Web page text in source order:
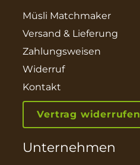
Müsli Matchmaker
Versand & Lieferung
Zahlungsweisen
Widerruf
Kontakt
Vertrag widerrufen
Unternehmen